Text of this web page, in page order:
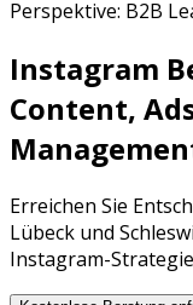
Perspektive: B2B
Instagram
Content,
Erreichen Sie
Lübeck und
Instagram-